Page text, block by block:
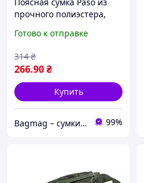
прочного полиэстера,
регулируемым ремнем и
17-510UN
Готово к отправке
266.90₴
314 ₴
Купить
Bagmag – сумки, чемоданы, рюкзаки и аксессуары для вашего стиля и путешествий 99%